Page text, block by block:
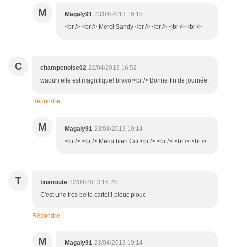
M Magaly91 23/04/2013 19:15
<br /> <br /> Merci Sandy <br /> <br /> <br /> <br />
C champenoise02 22/04/2013 16:52
waouh elle est magnifique! bravo!<br /> Bonne fin de journée.
Répondre
M Magaly91 23/04/2013 19:14
<br /> <br /> Merci bien Gifi <br /> <br /> <br /> <br />
T tinanoute 22/04/2013 16:28
C'est une très belle carte!!! piouc piouc
Répondre
M Magaly91 23/04/2013 19:14